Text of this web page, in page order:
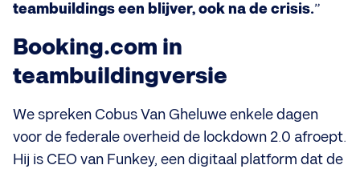
teambuildings een blijver, ook na de crisis.”
Booking.com in
teambuildingversie
We spreken Cobus Van Gheluwe enkele dagen
voor de federale overheid de lockdown 2.0 afroept.
Hij is CEO van Funkey, een digitaal platform dat de